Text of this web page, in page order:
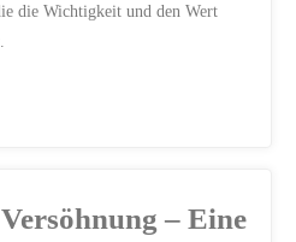
die Wichtigkeit und den Wert
– Eine